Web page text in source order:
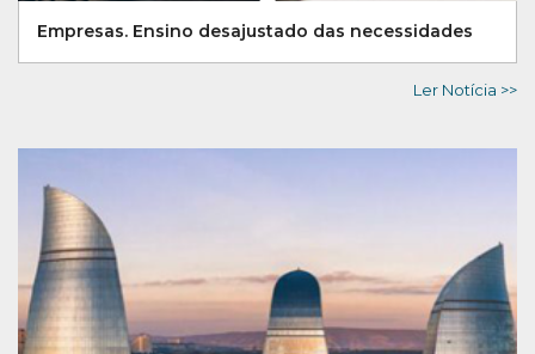
Empresas. Ensino desajustado das necessidades
Ler Notícia >>